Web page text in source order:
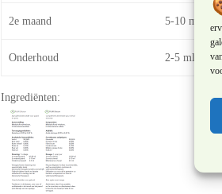
2e maand 5-10 ml
Onderhoud 2-5 ml
Ingrediënten: